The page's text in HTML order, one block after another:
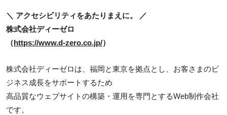
＼ アクセシビリティをあたりまえに。 ／
株式会社ディーゼロ
（https://www.d-zero.co.jp/）
株式会社ディーゼロは、福岡と東京を拠点とし、お客さまのビ
ジネス成長をサポートするため
高品質なウェブサイトの構築・運用を専門とするWeb制作会社
です。